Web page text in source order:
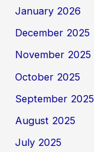
January 2026
December 2025
November 2025
October 2025
September 2025
August 2025
July 2025